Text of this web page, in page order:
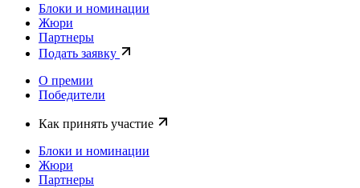
Блоки и номинации
Жюри
Партнеры
Подать заявку
О премии
Победители
Как принять участие
Блоки и номинации
Жюри
Партнеры